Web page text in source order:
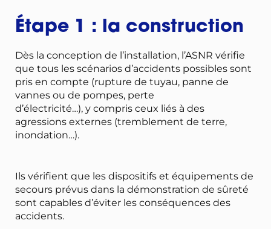
Étape 1 : la construction
Dès la conception de l’installation, l’ASNR vérifie
que tous les scénarios d’accidents possibles sont
pris en compte (rupture de tuyau, panne de
vannes ou de pompes, perte
d’électricité…), y compris ceux liés à des
agressions externes (tremblement de terre,
inondation…).
Ils vérifient que les dispositifs et équipements de
secours prévus dans la démonstration de sûreté
sont capables d’éviter les conséquences des
accidents.